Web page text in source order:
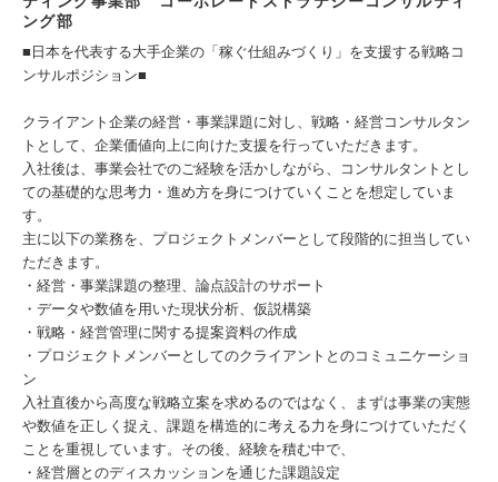
ング部
■日本を代表する大手企業の「稼ぐ仕組みづくり」を支援する戦略コ
ンサルポジション■
クライアント企業の経営・事業課題に対し、戦略・経営コンサルタン
トとして、企業価値向上に向けた支援を行っていただきます。
入社後は、事業会社でのご経験を活かしながら、コンサルタントとし
ての基礎的な思考力・進め方を身につけていくことを想定していま
す。
主に以下の業務を、プロジェクトメンバーとして段階的に担当してい
ただきます。
・経営・事業課題の整理、論点設計のサポート
・データや数値を用いた現状分析、仮説構築
・戦略・経営管理に関する提案資料の作成
・プロジェクトメンバーとしてのクライアントとのコミュニケーショ
ン
入社直後から高度な戦略立案を求めるのではなく、まずは事業の実態
や数値を正しく捉え、課題を構造的に考える力を身につけていただく
ことを重視しています。その後、経験を積む中で、
・経営層とのディスカッションを通じた課題設定